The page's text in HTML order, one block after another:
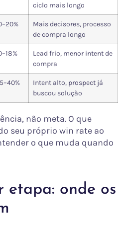
ciclo mais longo
Mais decisores, processo
de compra longo
Lead frio, menor intent de
compra
Intent alto, prospect já
buscou solução
não meta. O que
seu próprio win rate ao
o que muda quando
etapa: onde os